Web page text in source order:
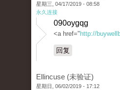
星期三, 04/17/2019 - 08:58
永久连接
090oygqg
<a href=" http://
回复
Ellincuse (未验证)
星期日, 06/02/2019 - 17:12